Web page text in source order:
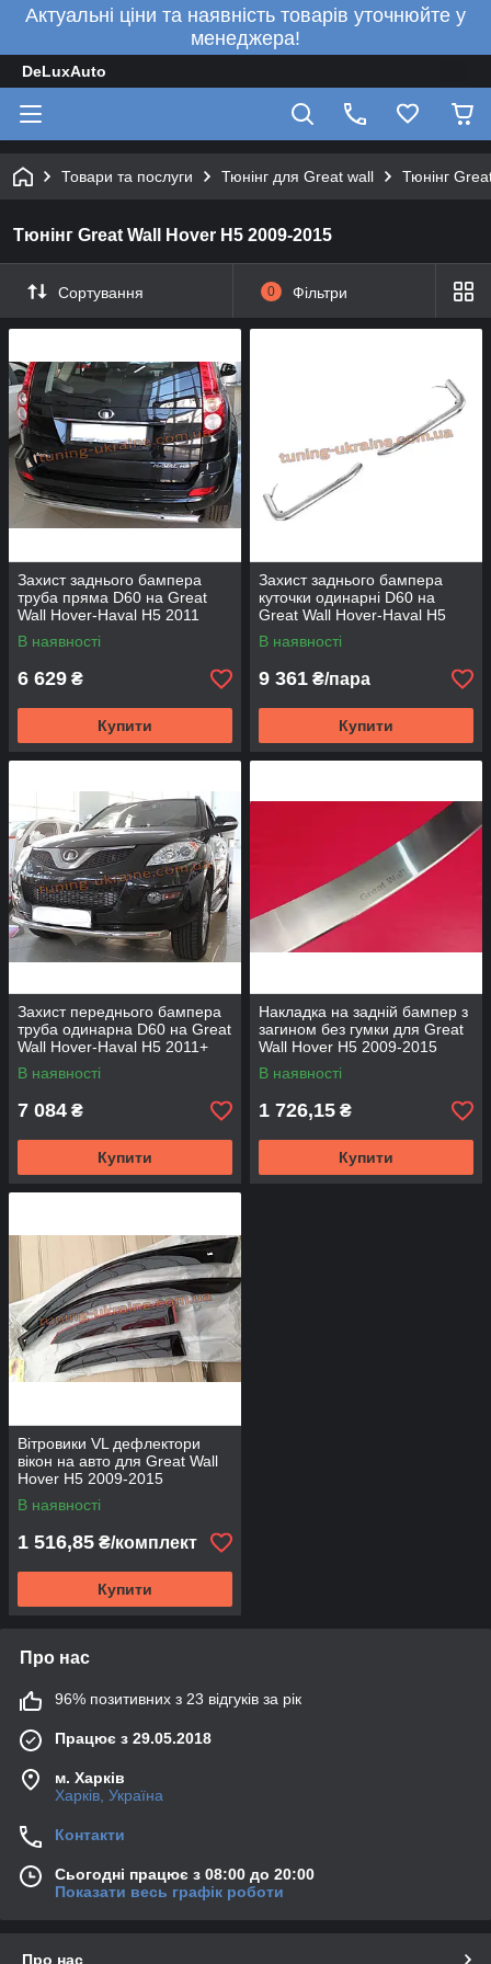
Актуальні ціни та наявність товарів уточнюйте у
менеджера!
DeLuxAuto
Товари та послуги Тюнінг для Great wall Тюнінг
Тюнінг Great Wall Hover H5 2009-2015
Сортування 0 Фільтри
Захист заднього бампера
труба пряма D60 на Great
Wall Hover-Haval H5 2011
В наявності
6 629 ₴
Купити
Захист заднього бампера
куточки одинарні D60 на
Great Wall Hover-Haval H5
2011+
В наявності
9 361 ₴/пара
Купити
Захист переднього бампера
труба одинарна D60 на Great
Wall Hover-Haval H5 2011+
В наявності
7 084 ₴
Купити
Накладка на задній бампер з
загином без гумки для Great
Wall Hover H5 2009-2015
В наявності
1 726,15 ₴
Купити
Вітровики VL дефлектори
вікон на авто для Great Wall
Hover H5 2009-2015
В наявності
1 516,85 ₴/комплект
Купити
Про нас
96% позитивних з 23 відгуків за рік
Працює з 29.05.2018
м. Харків
Харків, Україна
Контакти
Сьогодні працює з 08:00 до 20:00
Показати весь графік роботи
Про нас